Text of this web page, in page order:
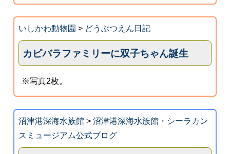
いしかわ動物園 > どうぶつえん日記
カピバラファミリーに双子ちゃん誕生
※写真2枚。
沼津港深海水族館> 沼津港深海水族館・シーラカン
スミュージアム公式ブログ